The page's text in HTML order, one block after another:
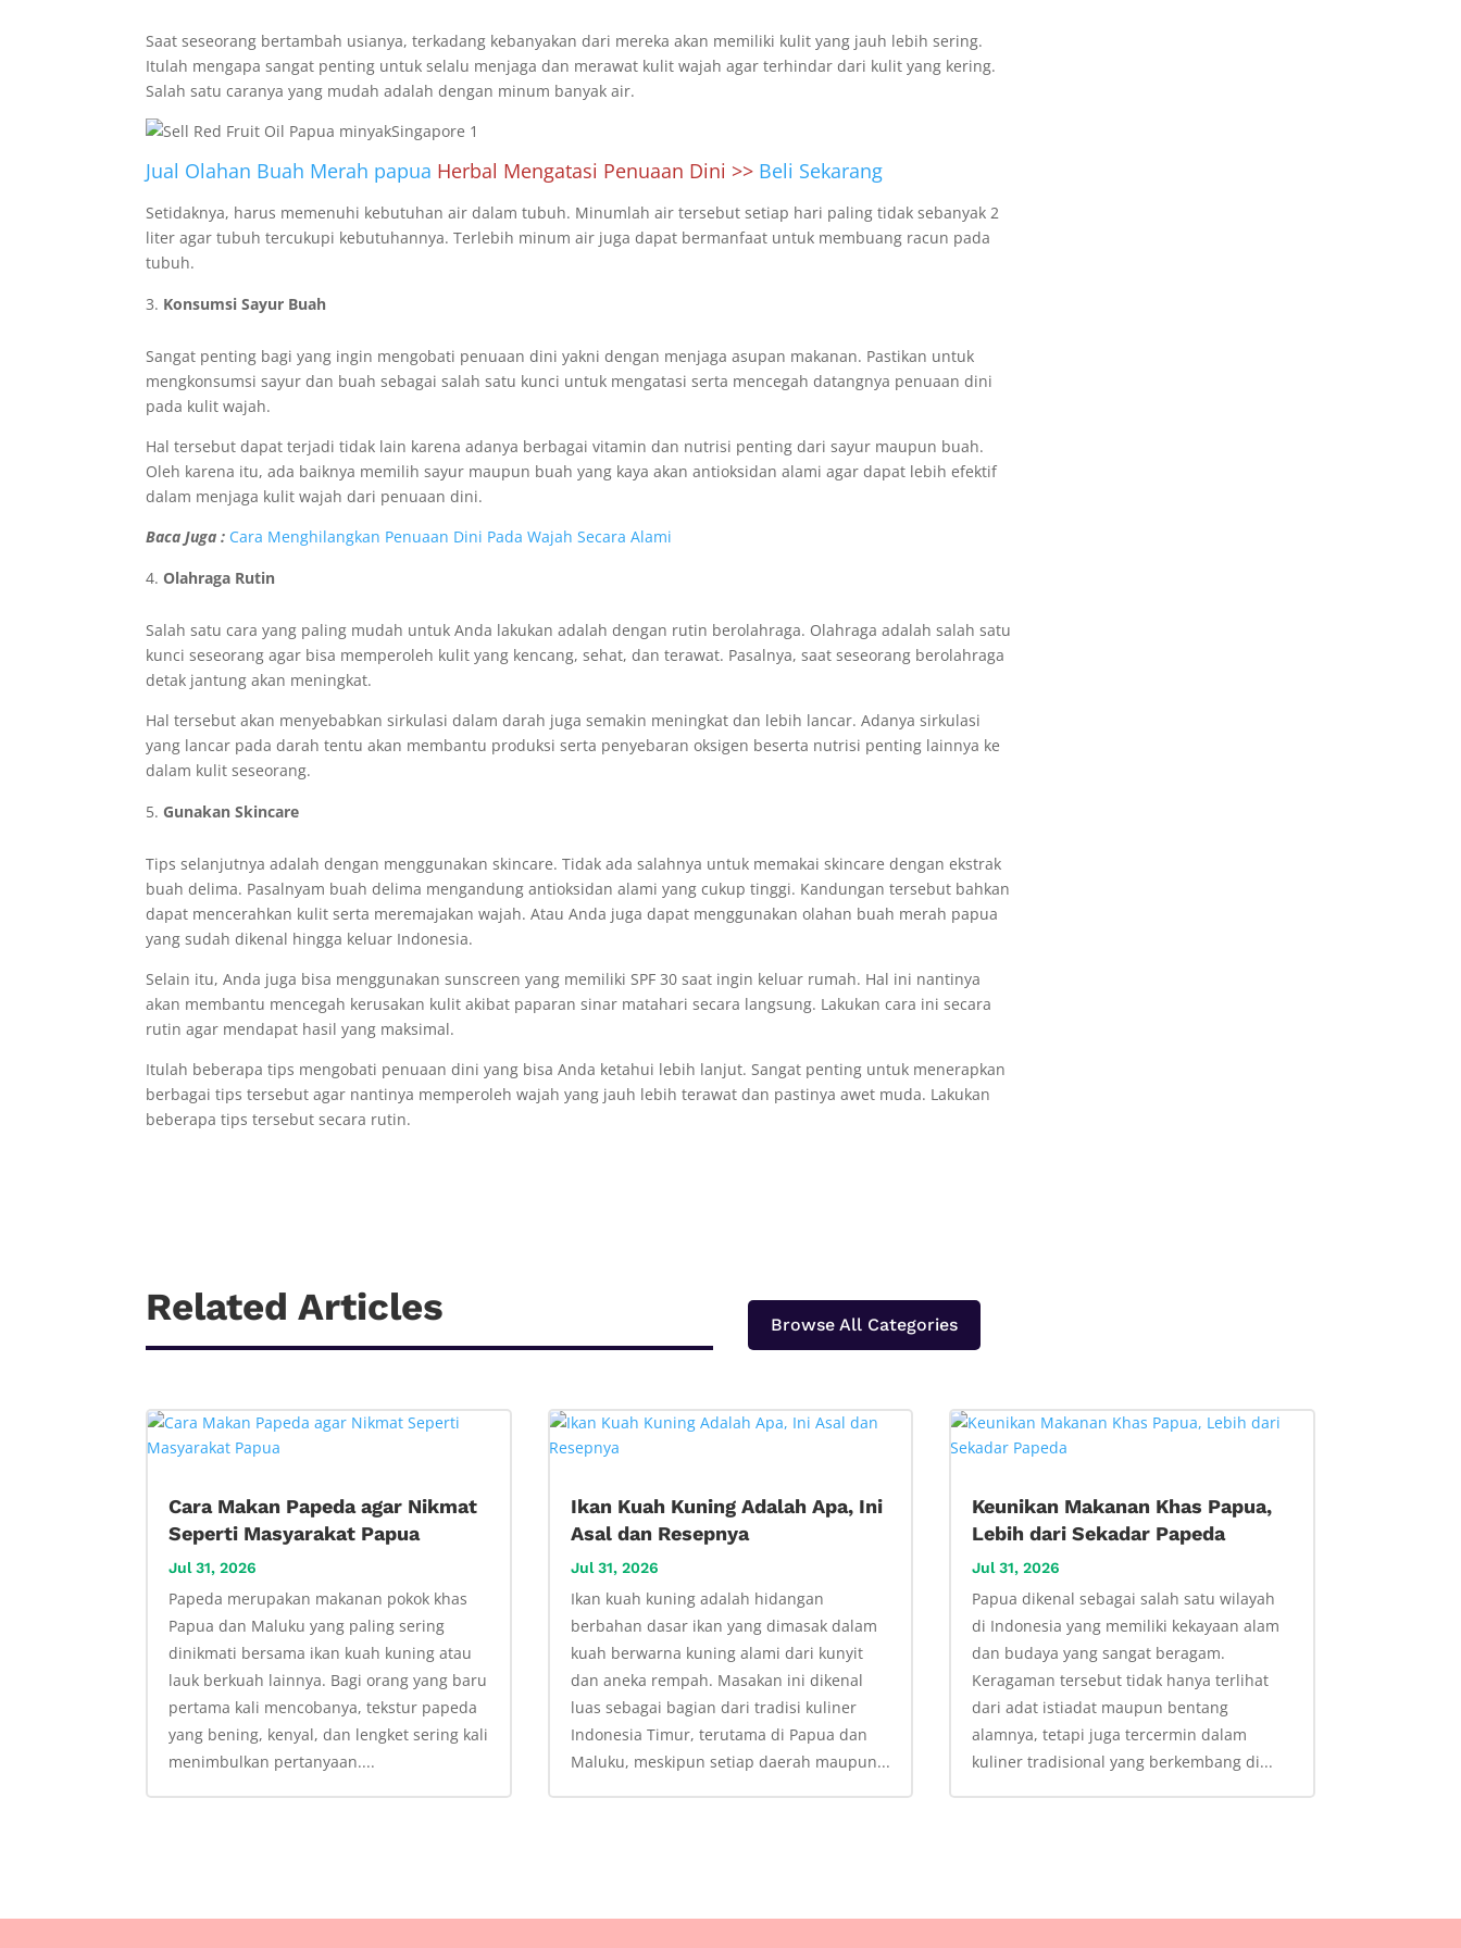
Saat seseorang bertambah usianya, terkadang kebanyakan dari mereka akan memiliki kulit yang jauh lebih sering.
Itulah mengapa sangat penting untuk selalu menjaga dan merawat kulit wajah agar terhindar dari kulit yang kering.
Salah satu caranya yang mudah adalah dengan minum banyak air.
Jual Olahan Buah Merah papua Herbal Mengatasi Penuaan Dini >> Beli Sekarang
Setidaknya, harus memenuhi kebutuhan air dalam tubuh. Minumlah air tersebut setiap hari paling tidak sebanyak 2
liter agar tubuh tercukupi kebutuhannya. Terlebih minum air juga dapat bermanfaat untuk membuang racun pada
tubuh.
Konsumsi Sayur Buah
Sangat penting bagi yang ingin mengobati penuaan dini yakni dengan menjaga asupan makanan. Pastikan untuk
mengkonsumsi sayur dan buah sebagai salah satu kunci untuk mengatasi serta mencegah datangnya penuaan dini
pada kulit wajah.
Hal tersebut dapat terjadi tidak lain karena adanya berbagai vitamin dan nutrisi penting dari sayur maupun buah.
Oleh karena itu, ada baiknya memilih sayur maupun buah yang kaya akan antioksidan alami agar dapat lebih efektif
dalam menjaga kulit wajah dari penuaan dini.
Baca Juga : Cara Menghilangkan Penuaan Dini Pada Wajah Secara Alami
Olahraga Rutin
Salah satu cara yang paling mudah untuk Anda lakukan adalah dengan rutin berolahraga. Olahraga adalah salah satu
kunci seseorang agar bisa memperoleh kulit yang kencang, sehat, dan terawat. Pasalnya, saat seseorang berolahraga
detak jantung akan meningkat.
Hal tersebut akan menyebabkan sirkulasi dalam darah juga semakin meningkat dan lebih lancar. Adanya sirkulasi
yang lancar pada darah tentu akan membantu produksi serta penyebaran oksigen beserta nutrisi penting lainnya ke
dalam kulit seseorang.
Gunakan Skincare
Tips selanjutnya adalah dengan menggunakan skincare. Tidak ada salahnya untuk memakai skincare dengan ekstrak
buah delima. Pasalnyam buah delima mengandung antioksidan alami yang cukup tinggi. Kandungan tersebut bahkan
dapat mencerahkan kulit serta meremajakan wajah. Atau Anda juga dapat menggunakan olahan buah merah papua
yang sudah dikenal hingga keluar Indonesia.
Selain itu, Anda juga bisa menggunakan sunscreen yang memiliki SPF 30 saat ingin keluar rumah. Hal ini nantinya
akan membantu mencegah kerusakan kulit akibat paparan sinar matahari secara langsung. Lakukan cara ini secara
rutin agar mendapat hasil yang maksimal.
Itulah beberapa tips mengobati penuaan dini yang bisa Anda ketahui lebih lanjut. Sangat penting untuk menerapkan
berbagai tips tersebut agar nantinya memperoleh wajah yang jauh lebih terawat dan pastinya awet muda. Lakukan
beberapa tips tersebut secara rutin.
Related Articles Browse All Categories
Cara Makan Papeda agar Nikmat
Seperti Masyarakat Papua
Jul 31, 2026
Papeda merupakan makanan pokok khas
Papua dan Maluku yang paling sering
dinikmati bersama ikan kuah kuning atau
lauk berkuah lainnya. Bagi orang yang baru
pertama kali mencobanya, tekstur papeda
yang bening, kenyal, dan lengket sering kali
menimbulkan pertanyaan....
Ikan Kuah Kuning Adalah Apa, Ini
Asal dan Resepnya
Jul 31, 2026
Ikan kuah kuning adalah hidangan
berbahan dasar ikan yang dimasak dalam
kuah berwarna kuning alami dari kunyit
dan aneka rempah. Masakan ini dikenal
luas sebagai bagian dari tradisi kuliner
Indonesia Timur, terutama di Papua dan
Maluku, meskipun setiap daerah maupun...
Keunikan Makanan Khas Papua,
Lebih dari Sekadar Papeda
Jul 31, 2026
Papua dikenal sebagai salah satu wilayah
di Indonesia yang memiliki kekayaan alam
dan budaya yang sangat beragam.
Keragaman tersebut tidak hanya terlihat
dari adat istiadat maupun bentang
alamnya, tetapi juga tercermin dalam
kuliner tradisional yang berkembang di...